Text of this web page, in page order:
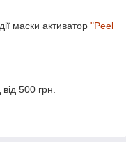
маски активатор "Peel
500 грн.